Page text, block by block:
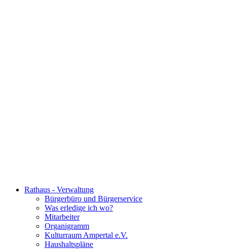
Rathaus - Verwaltung
Bürgerbüro und Bürgerservice
Was erledige ich wo?
Mitarbeiter
Organigramm
Kulturraum Ampertal e.V.
Haushaltspläne